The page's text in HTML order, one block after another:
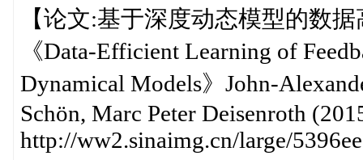
【论文:基于深度动态模型的数
《Data-Efficient Learning of
Dynamical Models》John-
Schön, Marc Peter Deisenroth
http://ww2.sinaimg.cn/large/